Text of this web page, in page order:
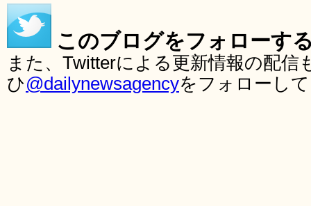
このブログをフォローす
また、Twitterによる更新情報の配
ひ@dailynewsagencyをフォローし